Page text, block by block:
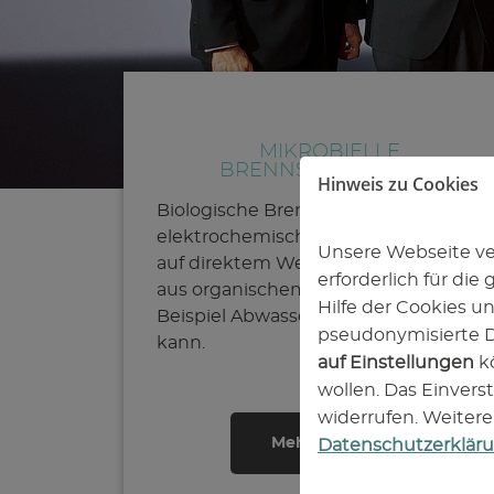
Mehr erfahren
MIKROBIELLE
BRENNSTOFFZELLEN
Biologische Brennstoffzellen sind bio-
elektrochemische Systeme, mit
auf direktem Weg elektrische Energie
aus organischem Material, zum
Beispiel Abwasser, gewonnen werden
kann.
Hinweis zu Cookies
Unsere Webseite
erforderlich für die
Hilfe der Cookies
pseudonymisierte
auf Einstellungen
wollen. Das
widerrufen.